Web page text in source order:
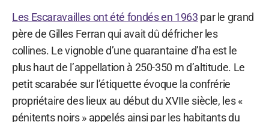
Les Escaravailles ont été fondés en 1963 par le grand
père de Gilles Ferran qui avait dû défricher les
collines. Le vignoble d’une quarantaine d’ha est le
plus haut de l’appellation à 250-350 m d’altitude. Le
petit scarabée sur l’étiquette évoque la confrérie
propriétaire des lieux au début du XVIIe siècle, les «
pénitents noirs » appelés ainsi par les habitants du